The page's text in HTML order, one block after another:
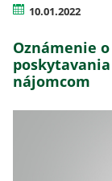
10.01.2022
Oznámenie
nájomcom